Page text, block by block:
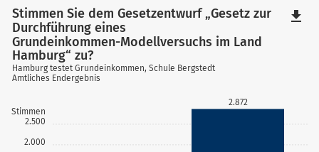
2.000
2.500
Stimmen
2.872
Stimmen Sie dem Gesetzentwurf „Gesetz zur
Durchführung eines
Grundeinkommen-Modellversuchs im Land
Hamburg“ zu?
Hamburg testet Grundeinkommen, Schule Bergstedt
Amtliches Endergebnis
file_download